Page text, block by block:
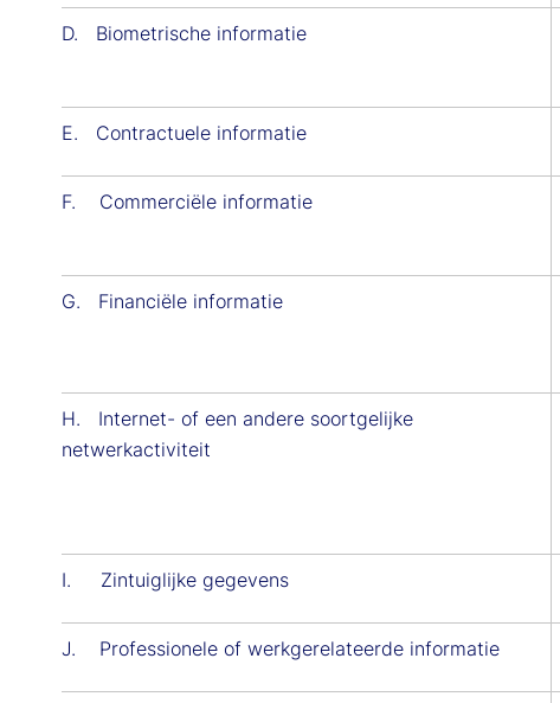
D. Biometrische informatie
E. Contractuele informatie
F. Commerciële informatie
G. Financiële informatie
H. Internet- of een andere soortgelijke
netwerkactiviteit
I. Zintuiglijke gegevens
J. Professionele of werkgerelateerde informatie